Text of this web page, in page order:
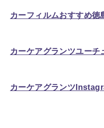
カーフィルムおすすめ徳
カーケアグランツユーチ
カーケアグランツ